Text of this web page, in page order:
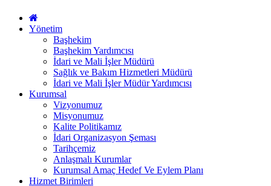
Yönetim
Başhekim
Başhekim Yardımcısı
İdari ve Mali İşler Müdürü
Sağlık ve Bakım Hizmetleri Müdürü
İdari ve Mali İşler Müdür Yardımcısı
Kurumsal
Vizyonumuz
Misyonumuz
Kalite Politikamız
İdari Organizasyon Şeması
Tarihçemiz
Anlaşmalı Kurumlar
Kurumsal Amaç Hedef Ve Eylem Planı
Hizmet Birimleri